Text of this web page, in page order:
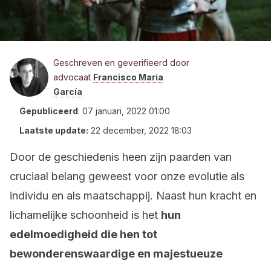
Geschreven en geverifieerd door
advocaat Francisco María
García
Gepubliceerd: 07 januari, 2022 01:00
Laatste update: 22 december, 2022 18:03
Door de geschiedenis heen zijn paarden van
cruciaal belang geweest voor onze evolutie als
individu en als maatschappij. Naast hun kracht en
lichamelijke schoonheid is het hun
edelmoedigheid die hen tot
bewonderenswaardige en majestueuze